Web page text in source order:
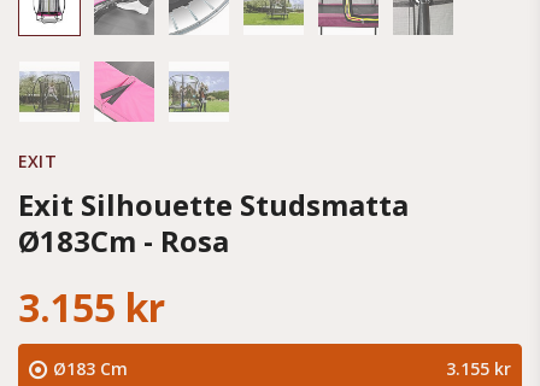
EXIT
Exit Silhouette Studsmatta
Ø183Cm - Rosa
3.155 kr
Ø183 Cm 3.155 kr